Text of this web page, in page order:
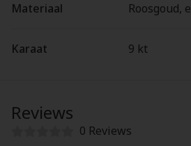
Materiaal
Roosgoud,
Karaat 9 kt
Reviews
0 Reviews